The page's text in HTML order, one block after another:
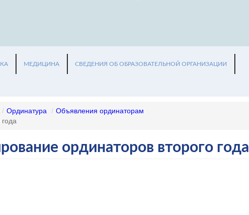
МЕДИЦИНА СВЕДЕНИЯ ОБ ОБРАЗОВАТЕЛЬНОЙ ОРГАНИЗАЦИИ
/ Ординатура / Объявления ординаторам
ординаторов второго года